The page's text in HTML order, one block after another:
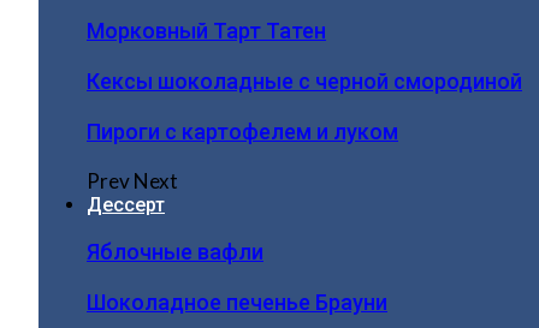
Морковный Тарт Татен
Кексы шоколадные с черной смородиной
Пироги c картофелем и луком
PrevNext
Дессерт
Яблочные вафли
Шоколадное печенье Брауни